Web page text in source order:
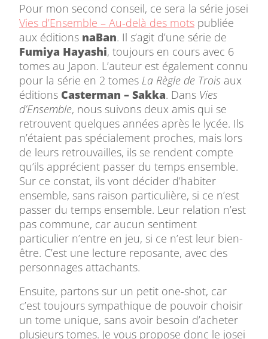
Pour mon second conseil, ce sera la série josei
Vies d’Ensemble – Au-delà des mots publiée
aux éditions naBan. Il s’agit d’une série de
Fumiya Hayashi, toujours en cours avec 6
tomes au Japon. L’auteur est également connu
pour la série en 2 tomes La Règle de Trois aux
éditions Casterman – Sakka. Dans Vies
d’Ensemble, nous suivons deux amis qui se
retrouvent quelques années après le lycée. Ils
n’étaient pas spécialement proches, mais lors
de leurs retrouvailles, ils se rendent compte
qu’ils apprécient passer du temps ensemble.
Sur ce constat, ils vont décider d’habiter
ensemble, sans raison particulière, si ce n’est
passer du temps ensemble. Leur relation n’est
pas commune, car aucun sentiment
particulier n’entre en jeu, si ce n’est leur bien-
être. C’est une lecture reposante, avec des
personnages attachants.
Ensuite, partons sur un petit one-shot, car
c’est toujours sympathique de pouvoir choisir
un tome unique, sans avoir besoin d’acheter
plusieurs tomes. Je vous propose donc le josei